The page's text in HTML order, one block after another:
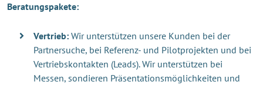
Beratungspakete:
Vertrieb: Wir unterstützen unsere Kunden bei der
Partnersuche, bei Referenz- und Pilotprojekten und bei
Vertriebskontakten (Leads). Wir unterstützen bei
Messen, sondieren Präsentationsmöglichkeiten und